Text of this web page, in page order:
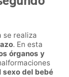
se realiza
. En esta
órganos y
sexo del bebé